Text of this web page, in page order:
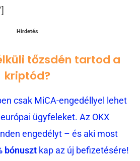
Hirdetés
tőzsdén tartod a
kriptód?
csak MiCA-engedéllyel lehet
ügyfeleket. Az OKX
engedélyt – és aki most
bónusztkap az új befizetésére!